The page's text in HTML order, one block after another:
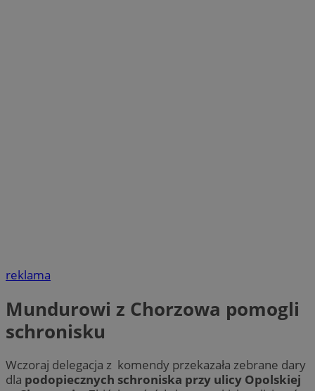
reklama
Mundurowi z Chorzowa pomogli
schronisku
Wczoraj delegacja z komendy przekazała zebrane dary
dla podopiecznych schroniska przy ulicy Opolskiej